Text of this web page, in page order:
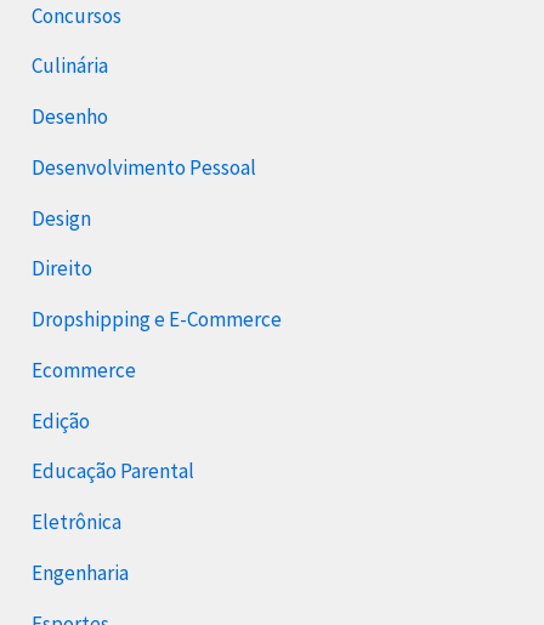
Concursos
Culinária
Desenho
Desenvolvimento Pessoal
Design
Direito
Dropshipping e E-Commerce
Ecommerce
Edição
Educação Parental
Eletrônica
Engenharia